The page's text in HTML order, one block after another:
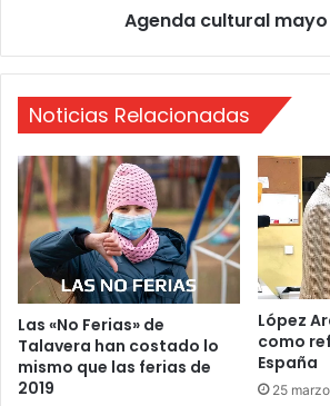
a
n
i
d
r
m
a
o
2
0
Agenda cultural mayo
Noticias Relacionadas
Las «No Ferias» de
Talavera han costado lo
mismo que las ferias de
2019
López
como
España
25